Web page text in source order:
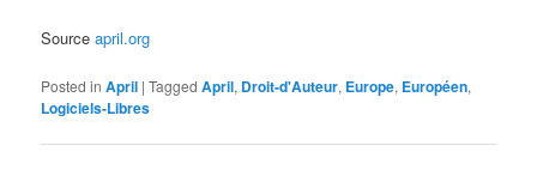
Sourceapril.org
Posted in April |Tagged April, Droit-d'Auteur, Europe, Européen,
Logiciels-Libres